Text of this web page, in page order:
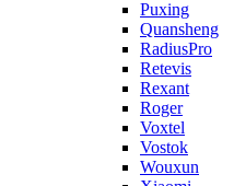
Puxing
Quansheng
RadiusPro
Retevis
Rexant
Roger
Voxtel
Vostok
Wouxun